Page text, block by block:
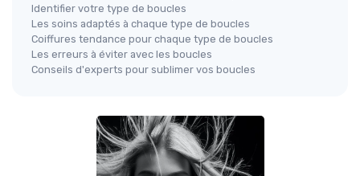
Identifier votre type de boucles
Les soins adaptés à chaque type de boucles
Coiffures tendance pour chaque type de boucles
Les erreurs à éviter avec les boucles
Conseils d'experts pour sublimer vos boucles